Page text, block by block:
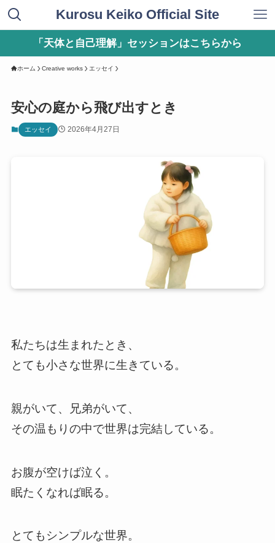
Kurosu Keiko Official Site
「天体と自己理解」セッションはこちらから
ホーム Creative works エッセイ
安心の庭から飛び出すとき
エッセイ 2026年4月27日
私たちは生まれたとき、
とても小さな世界に生きている。
親がいて、兄弟がいて、
その温もりの中で世界は完結している。
お腹が空けば泣く。
眠たくなれば眠る。
とてもシンプルな世界。